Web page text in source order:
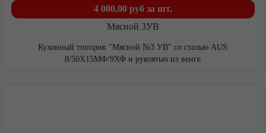
4 000,00 руб за шт.
Мясной 3УВ
Кухонный топорик "Мясной №3 УВ" со сталью AUS
8/50Х15МФ/9ХФ и рукоятью из венге